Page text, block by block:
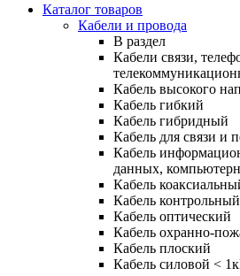
Каталог товаров
Кабели и провода
В раздел
Кабели связи,
Кабель высокого
Кабель гибкий
Кабель гибридный
Кабель для связи и
Кабель
данных,
Кабель
Кабель контрольный
Кабель оптический
Кабель охранно-
Кабель плоский
Кабель силовой <